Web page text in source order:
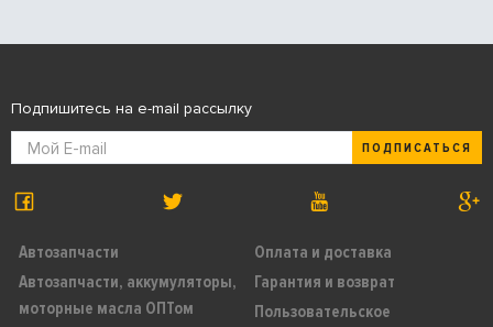
Автозапчасти
Автозапчасти, аккумуляторы,
моторные масла ОПТом
Оплата и доставка
Гарантия и возврат
Пользовательское
Подпишитесь на e-mail рассылку
ПОДПИСАТЬСЯ